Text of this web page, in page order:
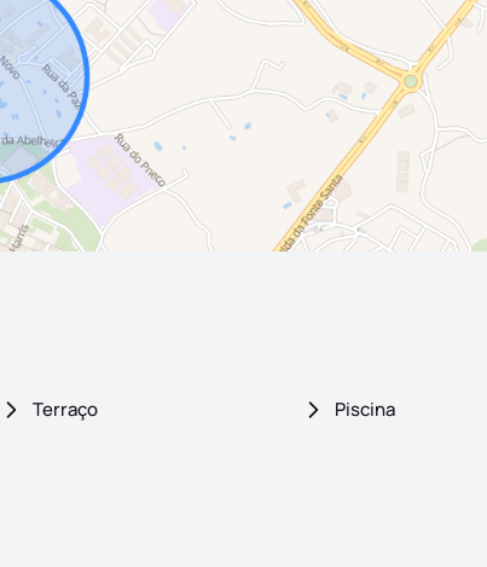
Terraço Piscina